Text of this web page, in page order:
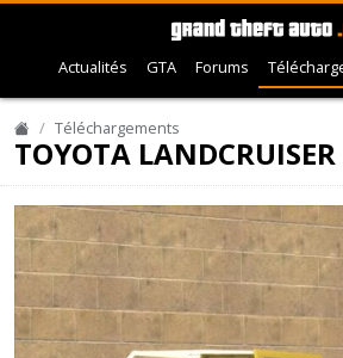
Actualités GTA Forums
Téléchargements
TOYOTA LANDCRUISER